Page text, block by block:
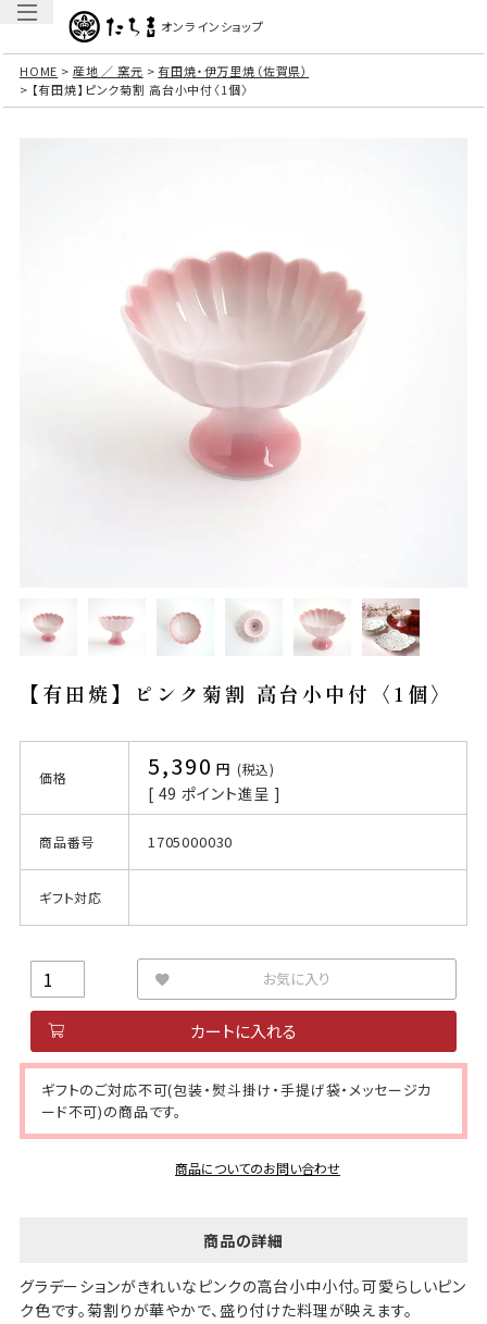
オンラインショップ
HOME 産地 ／ 窯元
有田焼・伊万里焼（佐賀県）
【有田焼】ピンク菊割 高台小中付〈1個〉
【有田焼】ピンク菊割 高台小中付〈1個〉
価格 5,390 税込
[ 49 ポイント進呈 ]
商品番号 1705000030
ギフト対応
お気に入り
カートに入れる
ギフトのご対応不可(包装・熨斗掛け・手提げ袋・メッセージカ
ード不可)の商品です。
商品についてのお問い合わせ
商品の詳細
グラデーションがきれいなピンクの高台小中小付。可愛らしいピン
ク色です。菊割りが華やかで、盛り付けた料理が映えます。